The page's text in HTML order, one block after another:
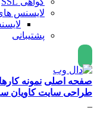
لایسنس
پشتیبانی
صفحه اصلی نمونه کارها
طراحی سایت کاویان